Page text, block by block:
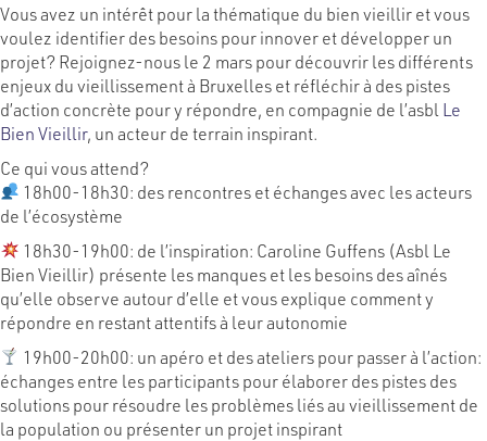
Vous avez un intérêt pour la thématique du bien vieillir et vous
voulez identifier des besoins pour innover et développer un
projet? Rejoignez-nous le 2 mars pour découvrir les différents
enjeux du vieillissement à Bruxelles et réfléchir à des pistes
d’action concrète pour y répondre, en compagnie de l’asbl Le
Bien Vieillir, un acteur de terrain inspirant.
Ce qui vous attend?
18h00-18h30: des rencontres et échanges avec les acteurs
de l’écosystème
18h30-19h00: de l’inspiration: Caroline Guffens (Asbl Le
Bien Vieillir) présente les manques et les besoins des aînés
qu’elle observe autour d’elle et vous explique comment y
répondre en restant attentifs à leur autonomie
19h00-20h00: un apéro et des ateliers pour passer à l’action:
échanges entre les participants pour élaborer des pistes des
solutions pour résoudre les problèmes liés au vieillissement de
la population ou présenter un projet inspirant